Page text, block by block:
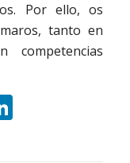
Por ello, os
tanto en
competencias
LinkedIn